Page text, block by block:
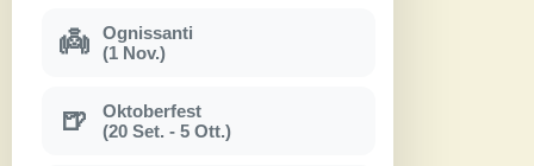
👼
Ognissanti
(1 Nov.)
🍺
Oktoberfest
(20 Set. - 5 Ott.)